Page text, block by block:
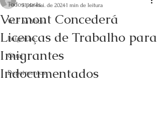
Todos posts
WLF na Mídia
Imigração
Geral
Depoimentos
Vermont Concederá
Licenças de Trabalho para
Imigrantes
Indocumentados
31 de mai. de 20241 min de leitura